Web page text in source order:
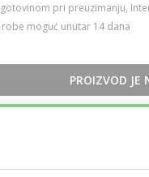
pri preuzimanju,
moguć unutar 14 dana
PROIZVOD JE